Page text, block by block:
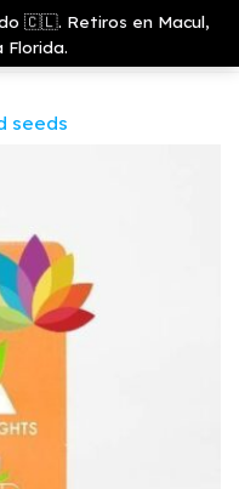
🇨🇱. Retiros en Macul,
Florida.
seeds